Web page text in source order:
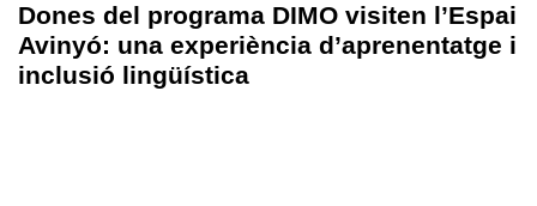
Dones del programa DIMO visiten l’Espai
Avinyó: una experiència d’aprenentatge i
inclusió lingüística